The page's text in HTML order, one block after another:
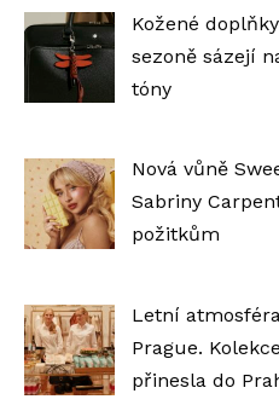
Kožené
sezoně sázejí
tóny
Nová vůně
Sabriny
požitkům
Letní
Prague.
přinesla do